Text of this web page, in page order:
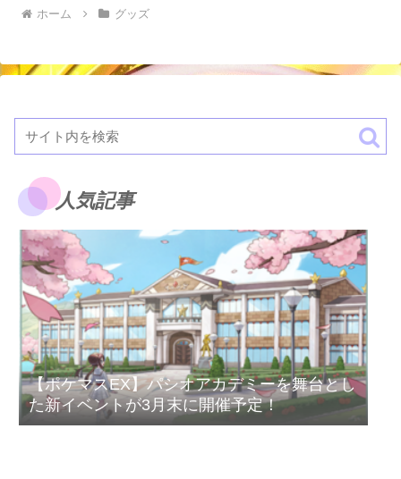
ホーム グッズ
人気記事
【ポケマスEX】パシオアカデミーを舞台とし
た新イベントが3月末に開催予定！